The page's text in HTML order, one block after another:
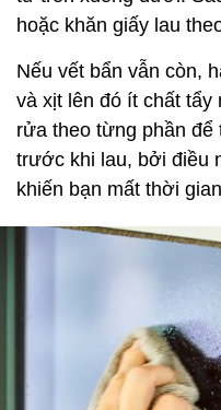
hoặc khăn giấy lau
Nếu vết bẩn vẫn còn,
và xịt lên đó ít chất
rửa theo từng phần để
trước khi lau, bởi điều
khiến bạn mất thời